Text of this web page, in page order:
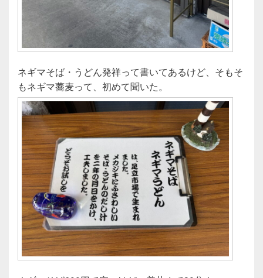
ネギマそば・うどん発祥って書いてあるけど、そもそ
もネギマ蕎麦って、初めて聞いた。